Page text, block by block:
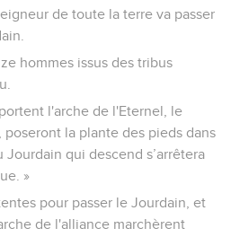
de toute la terre va passer
hommes issus des tribus
l'arche de l'Eternel, le
la plante des pieds dans
Jourdain qui descend s’arrêtera
»
pour passer le Jourdain, et
de l'alliance marchèrent